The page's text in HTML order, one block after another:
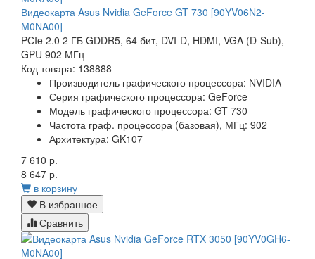
Видеокарта Asus Nvidia GeForce GT 730 [90YV06N2-
M0NA00]
PCIe 2.0 2 ГБ GDDR5, 64 бит, DVI-D, HDMI, VGA (D-Sub),
GPU 902 МГц
Код товара: 138888
Производитель графического процессора: NVIDIA
Серия графического процессора: GeForce
Модель графического процессора: GT 730
Частота граф. процессора (базовая), МГц: 902
Архитектура: GK107
7 610 р.
8 647 р.
в корзину
В избранное
Сравнить